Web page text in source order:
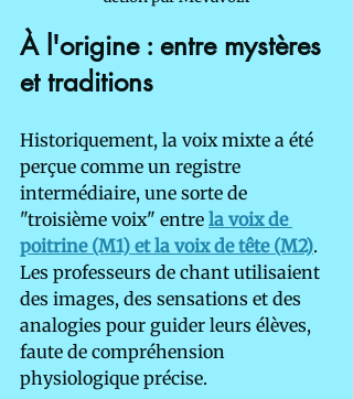
À l'origine : entre mystères
et traditions
Historiquement, la voix mixte a été
perçue comme un registre
intermédiaire, une sorte de
"troisième voix" entre la voix de
poitrine (M1) et la voix de tête (M2).
Les professeurs de chant utilisaient
des images, des sensations et des
analogies pour guider leurs élèves,
faute de compréhension
physiologique précise.